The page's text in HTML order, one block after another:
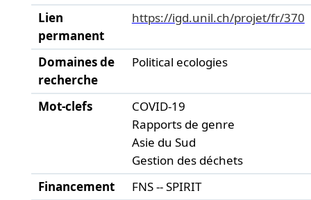
Lien
permanent
https://igd.unil.ch/projet/fr/370
Domaines de
recherche
Political ecologies
Mot-clefs
COVID-19
Rapports de genre
Asie du Sud
Gestion des déchets
Financement
FNS -- SPIRIT